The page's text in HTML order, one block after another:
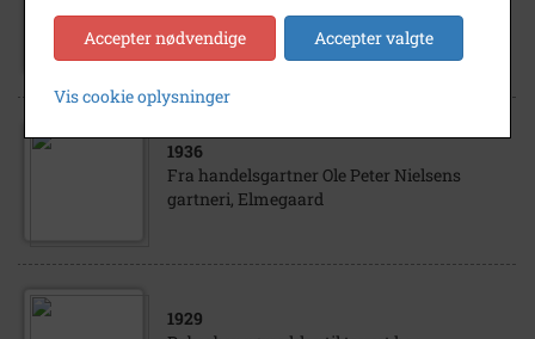
Nielsens gartneri
1936
Fra handelsgartner Ole Peter Nielsens
gartneri, Elmegaard
1929
Accepter nødvendige Accepter valgte
Vis cookie oplysninger